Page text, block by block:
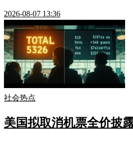
2026-08-07 13:36
社会热点
美国拟取消机票全价披